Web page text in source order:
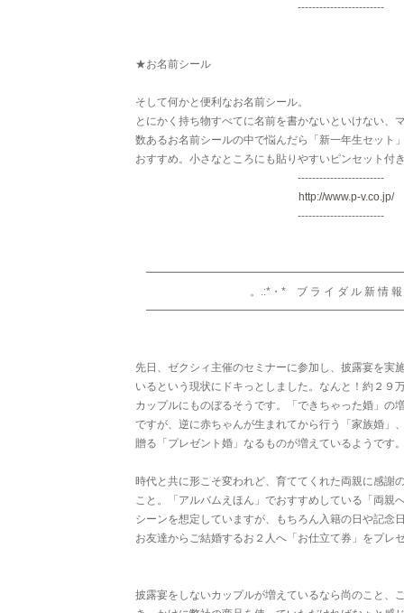
------------------------
★お名前シール
そして何かと便利なお名前シール。
とにかく持ち物すべてに名前を書かないといけない、
数あるお名前シールの中で悩んだら「新一年生セット
おすすめ。小さなところにも貼りやすいピンセット付
------------------------
http://www.p-v.co.jp/
------------------------
。.:*・* ブ ラ イ ダ ル 新 情 報
先日、ゼクシィ主催のセミナーに参加し、披露宴を実
いるという現状にドキっとしました。なんと！約２９
カップルにものぼるそうです。「できちゃった婚」の
ですが、逆に赤ちゃんが生まれてから行う「家族婚」
贈る「プレゼント婚」なるものが増えているようです
時代と共に形こそ変われど、育ててくれた両親に感謝
こと。「アルバムえほん」でおすすめしている「両親
シーンを想定していますが、もちろん入籍の日や記念
お友達からご結婚するお２人へ「お仕立て券」をプレ
披露宴をしないカップルが増えているなら尚のこと、